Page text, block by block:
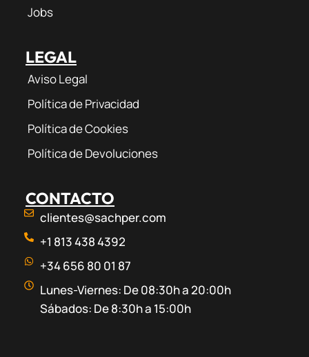
Jobs
LEGAL
Aviso Legal
Política de Privacidad
Política de Cookies
Política de Devoluciones
CONTACTO
clientes@sachper.com
+1 813 438 4392
+34 656 80 01 87
Lunes-Viernes: De 08:30h a 20:00h
Sábados: De 8:30h a 15:00h